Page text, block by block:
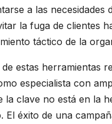
a las
la fuga de clientes
táctico de la
estas herramientas
especialista con
la clave no está en la
El éxito de una